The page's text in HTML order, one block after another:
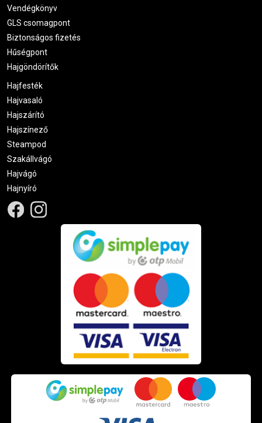
Vendégkönyv
GLS csomagpont
Biztonságos fizetés
Hűségpont
Hajgöndörítők
Hajfesték
Hajvasaló
Hajszárító
Hajszínező
Steampod
Szakállvágó
Hajvágó
Hajnyíró